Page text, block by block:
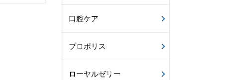
口腔ケア
プロポリス
ローヤルゼリー